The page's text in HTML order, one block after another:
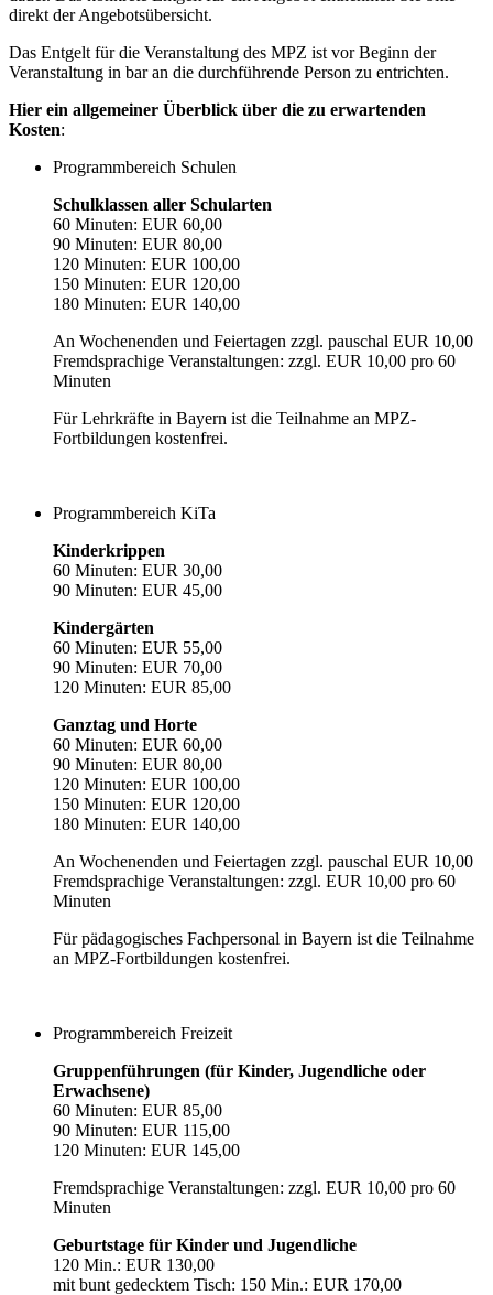
direkt der Angebotsübersicht.
Das Entgelt für die Veranstaltung des MPZ ist vor Beginn der
Veranstaltung in bar an die durchführende Person zu entrichten.
Hier ein allgemeiner Überblick über die zu erwartenden
Kosten:
Programmbereich Schulen
Schulklassen aller Schularten
60 Minuten: EUR 60,00
90 Minuten: EUR 80,00
120 Minuten: EUR 100,00
150 Minuten: EUR 120,00
180 Minuten: EUR 140,00
An Wochenenden und Feiertagen zzgl. pauschal EUR 10,00
Fremdsprachige Veranstaltungen: zzgl. EUR 10,00 pro 60
Minuten
Für Lehrkräfte in Bayern ist die Teilnahme an MPZ-
Fortbildungen kostenfrei.
Programmbereich KiTa
Kinderkrippen
60 Minuten: EUR 30,00
90 Minuten: EUR 45,00
Kindergärten
60 Minuten: EUR 55,00
90 Minuten: EUR 70,00
120 Minuten: EUR 85,00
Ganztag und Horte
60 Minuten: EUR 60,00
90 Minuten: EUR 80,00
120 Minuten: EUR 100,00
150 Minuten: EUR 120,00
180 Minuten: EUR 140,00
An Wochenenden und Feiertagen zzgl. pauschal EUR 10,00
Fremdsprachige Veranstaltungen: zzgl. EUR 10,00 pro 60
Minuten
Für pädagogisches Fachpersonal in Bayern ist die Teilnahme
an MPZ-Fortbildungen kostenfrei.
Programmbereich Freizeit
Gruppenführungen (für Kinder, Jugendliche oder
Erwachsene)
60 Minuten: EUR 85,00
90 Minuten: EUR 115,00
120 Minuten: EUR 145,00
Fremdsprachige Veranstaltungen: zzgl. EUR 10,00 pro 60
Minuten
Geburtstage für Kinder und Jugendliche
120 Min.: EUR 130,00
mit bunt gedecktem Tisch: 150 Min.: EUR 170,00